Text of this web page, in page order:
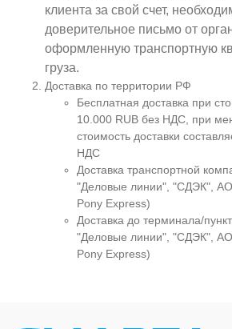
клиента за свой счет,
доверительное письмо от
оформленную транспортную
груза.
Доставка по территории РФ
Бесплатная доставка при
10.000 RUB без НДС, при
стоимость доставки
НДС
Доставка транспортной
"Деловые линии", "СДЭК",
Pony Express)
Доставка до терминала/
"Деловые линии", "СДЭК",
Pony Express)